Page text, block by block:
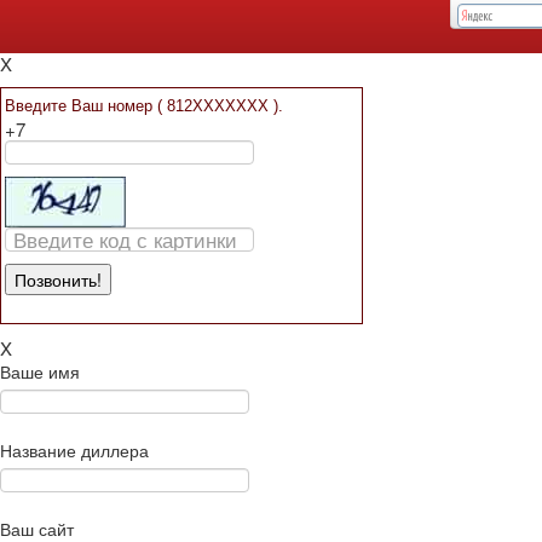
Контакты
X
Введите Ваш номер ( 812XXXXXXX ).
+7
X
Ваше имя
Название диллера
Ваш сайт